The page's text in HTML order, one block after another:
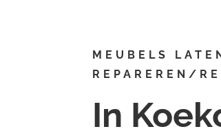
MEUBELS
REPAREREN/
In